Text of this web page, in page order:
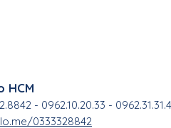
HCM
- 0962.10.20.33 -
0333328842